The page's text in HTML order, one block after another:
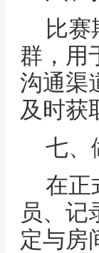
比
群，用
沟通渠
及时获
七、
在正
员、记
定与房